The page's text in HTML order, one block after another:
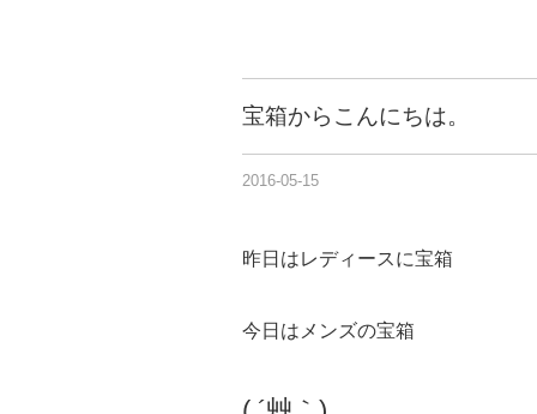
ッ
宝箱からこんにちは。
2016-05-15
昨日はレディースに宝箱
今日はメンズの宝箱